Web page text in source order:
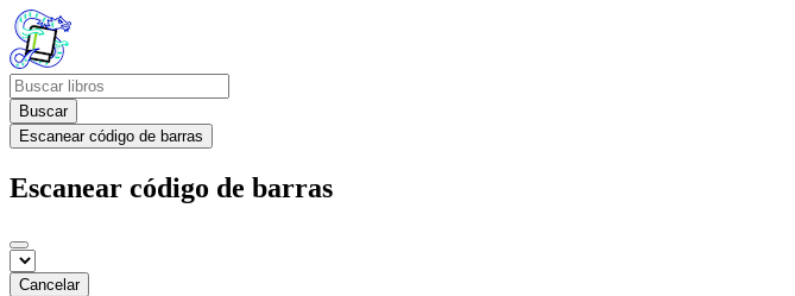
Buscar
Escanear código de barras
Escanear código de barras
Cancelar